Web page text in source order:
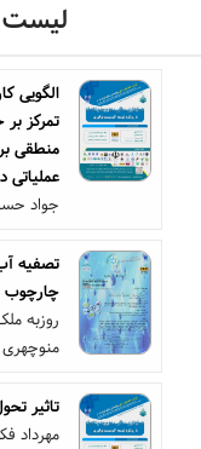
لیست
الگویی
تمرکز
منطقی
جواد
تصفیه
چارچوب
روزبه
تاثیر
مهرداد